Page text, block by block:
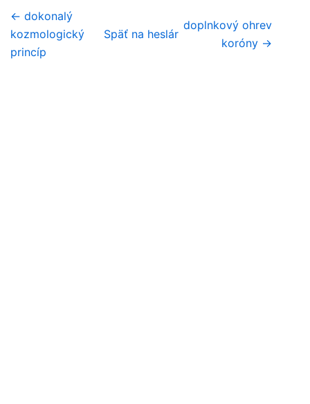
← dokonalý
kozmologický
princíp
Späť na heslár
doplnkový ohrev
koróny →